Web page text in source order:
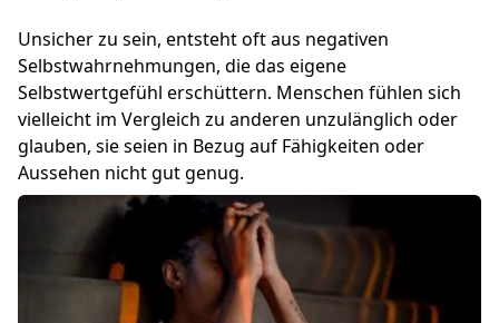
Unsicher zu sein, entsteht oft aus negativen
Selbstwahrnehmungen, die das eigene
Selbstwertgefühl erschüttern. Menschen fühlen sich
vielleicht im Vergleich zu anderen unzulänglich oder
glauben, sie seien in Bezug auf Fähigkeiten oder
Aussehen nicht gut genug.